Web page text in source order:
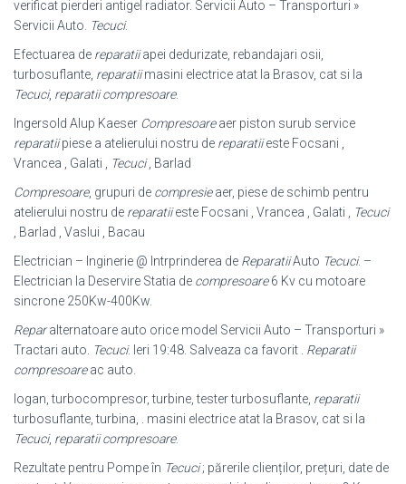
verificat pierderi antigel radiator. Servicii Auto – Transporturi »
Servicii Auto. Tecuci.
Efectuarea de reparatiiapei dedurizate, rebandajari osii,
turbosuflante, reparatiimasini electrice atat la Brasov, cat si la
Tecuci, reparatii compresoare.
Ingersold Alup Kaeser Compresoareaer piston surub service
reparatiipiese a atelierului nostru de reparatiieste Focsani ,
Vrancea , Galati ,
Tecuci, Barlad
Compresoare, grupuri de compresieaer, piese de schimb pentru
atelierului nostru de reparatiieste Focsani , Vrancea , Galati ,
Tecuci
, Barlad , Vaslui , Bacau
Electrician – Inginerie @ Intrprinderea de ReparatiiAuto Tecuci. –
Electrician la Deservire Statia de compresoare6 Kv cu motoare
sincrone 250Kw-400Kw.
Reparalternatoare auto orice model Servicii Auto – Transporturi »
Tractari auto. Tecuci. Ieri 19:48. Salveaza ca favorit . Reparatii
compresoareac auto.
logan, turbocompresor, turbine, tester turbosuflante, reparatii
turbosuflante, turbina, . masini electrice atat la Brasov, cat si la
Tecuci, reparatii compresoare.
Rezultate pentru Pompe în Tecuci; părerile clienților, prețuri, date de